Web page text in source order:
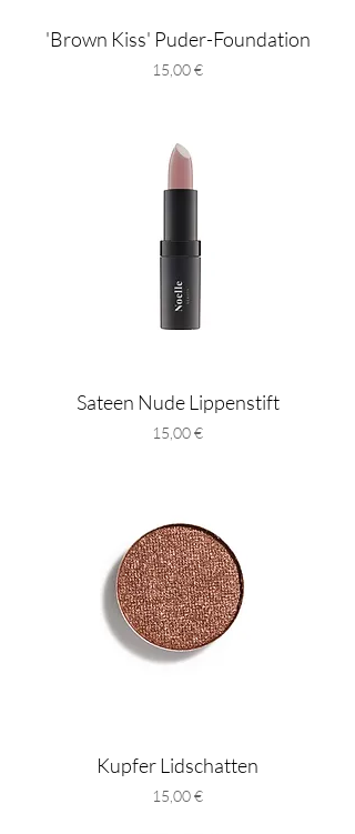
'Brown Kiss' Puder-Foundation
Preis
15,00 €
Sateen Nude Lippenstift
Preis
15,00 €
Kupfer Lidschatten
Preis
15,00 €